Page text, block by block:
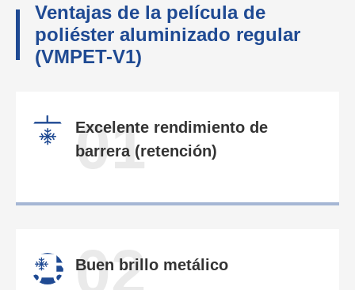
Ventajas de la película de
poliéster aluminizado regular
(VMPET-V1)
Excelente rendimiento de
barrera (retención)
01
Buen brillo metálico
02